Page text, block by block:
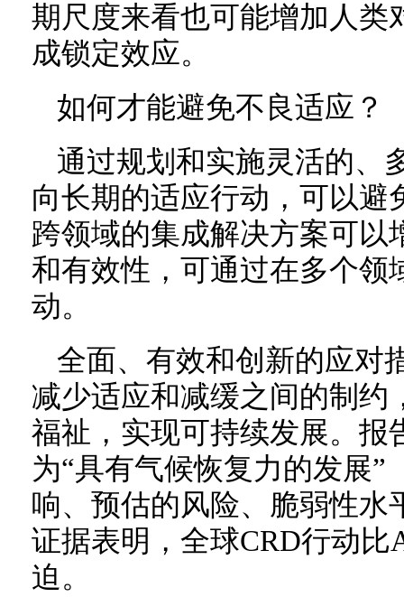
期尺度来看也可能增加人类
成锁定效应。
如何才能避免不良适应？
通过规划和实施灵活的、
向长期的适应行动，可以避
跨领域的集成解决方案可以
和有效性，可通过在多个领
动。
全面、有效和创新的应对
减少适应和减缓之间的制约
福祉，实现可持续发展。报
为“具有气候恢复力的发展”
响、预估的风险、脆弱性水
证据表明，全球CRD行动
迫。